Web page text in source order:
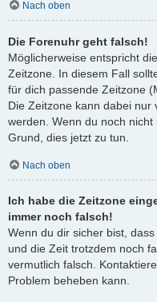
Nach oben
Die Forenuhr geht falsch!
Möglicherweise entspricht
Zeitzone. In diesem Fall
für dich passende Zeitzone
Die Zeitzone kann dabei
werden. Wenn du noch
Grund, dies jetzt zu tun.
Nach oben
Ich habe die Zeitzone
immer noch falsch!
Wenn du dir sicher bist,
und die Zeit trotzdem noch
vermutlich falsch.
Problem beheben kann.